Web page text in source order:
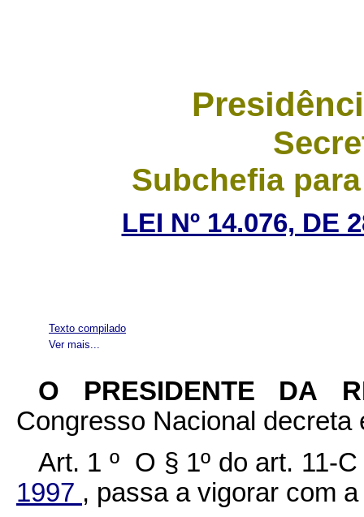
Subchefia
LEI Nº 14.076, DE
Ver mais...
Texto compilado
O PRESIDENTE DA
Congresso Nacional
Art. 1 º O § 1º do art. 11-
1997 , passa a vigorar com